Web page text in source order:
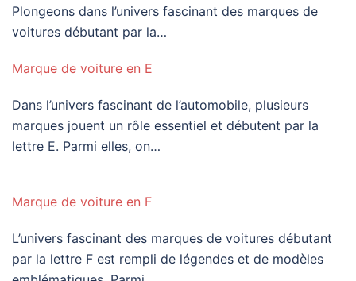
Plongeons dans l’univers fascinant des marques de
voitures débutant par la…
Marque de voiture en E
Dans l’univers fascinant de l’automobile, plusieurs
marques jouent un rôle essentiel et débutent par la
lettre E. Parmi elles, on…
Marque de voiture en F
L’univers fascinant des marques de voitures débutant
par la lettre F est rempli de légendes et de modèles